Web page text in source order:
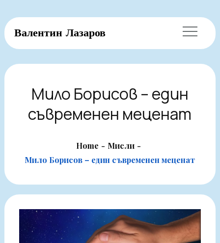
Skip
to
content
Валентин Лазаров
Мило Борисов – един
съвременен меценат
Home
Мисли
Мило Борисов – един съвременен меценат